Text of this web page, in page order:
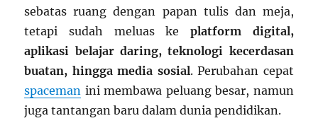
sebatas ruang dengan papan tulis dan meja,
tetapi sudah meluas ke platform digital,
aplikasi belajar daring, teknologi kecerdasan
buatan, hingga media sosial. Perubahan cepat
spaceman ini membawa peluang besar, namun
juga tantangan baru dalam dunia pendidikan.